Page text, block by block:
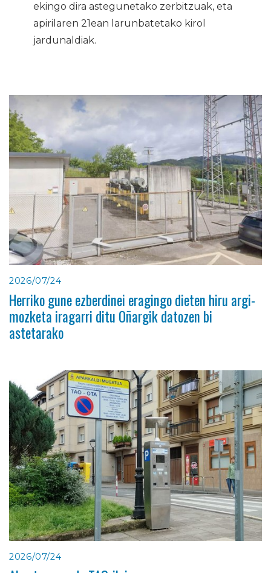
ekingo dira astegunetako zerbitzuak, eta
apirilaren 21ean larunbatetako kirol
jardunaldiak.
2026/07/24
Herriko gune ezberdinei eragingo dieten hiru argi-
mozketa iragarri ditu Oñargik datozen bi
astetarako
2026/07/24